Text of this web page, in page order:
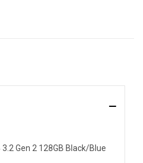
Gen 2 128GB Black/Blue